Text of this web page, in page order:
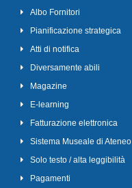
Albo Fornitori
Pianificazione strategica
Atti di notifica
Diversamente abili
Magazine
E-learning
Fatturazione elettronica
Sistema Museale di Ateneo
Solo testo / alta leggibilità
Pagamenti